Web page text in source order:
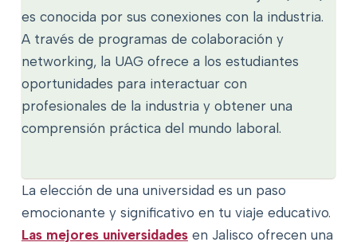
es conocida por sus conexiones con la industria.
A través de programas de colaboración y
networking, la UAG ofrece a los estudiantes
oportunidades para interactuar con
profesionales de la industria y obtener una
comprensión práctica del mundo laboral.
La elección de una universidad es un paso
emocionante y significativo en tu viaje educativo.
Las mejores universidadesen Jalisco ofrecen una